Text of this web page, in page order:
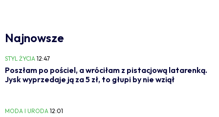
Najnowsze
STYL ŻYCIA 12:47
Poszłam po pościel, a wróciłam z pistacjową latarenką.
Jysk wyprzedaje ją za 5 zł, to głupi by nie wziął
MODA I URODA 12:01